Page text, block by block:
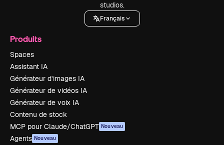
studios.
Français
Produits
Spaces
Assistant IA
Générateur d’images IA
Générateur de vidéos IA
Générateur de voix IA
Contenu de stock
MCP pour Claude/ChatGPT Nouveau
Agents Nouveau